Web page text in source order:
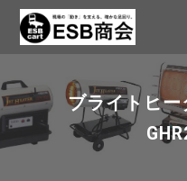
ブライトヒ